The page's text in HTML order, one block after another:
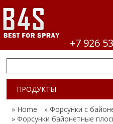
+7 926
ПРОДУКТЫ
» Home
» Форсунки с
» Форсунки байонетные